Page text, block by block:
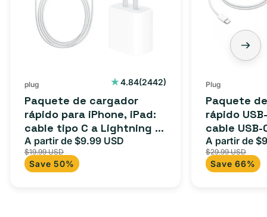
plug 4.84(2442)
2442
Paquete de cargador
rápido para iPhone, iPad:
cable tipo C a Lightning (1
m) + adaptador tipo C
Precio
de
oferta
A partir de $9.99 USD
$19.99 USD
Save 50%
Plug
Paquete
rápido
cable USB-
adaptador
para
iPad y más.
Precio
de
oferta
A partir de
$29.99 USD
Save 66%